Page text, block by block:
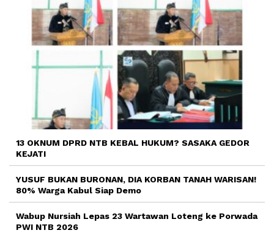
13 OKNUM DPRD NTB KEBAL HUKUM? SASAKA GEDOR
KEJATI
YUSUF BUKAN BURONAN, DIA KORBAN TANAH WARISAN!
80% Warga Kabul Siap Demo
Wabup Nursiah Lepas 23 Wartawan Loteng ke Porwada
PWI NTB 2026